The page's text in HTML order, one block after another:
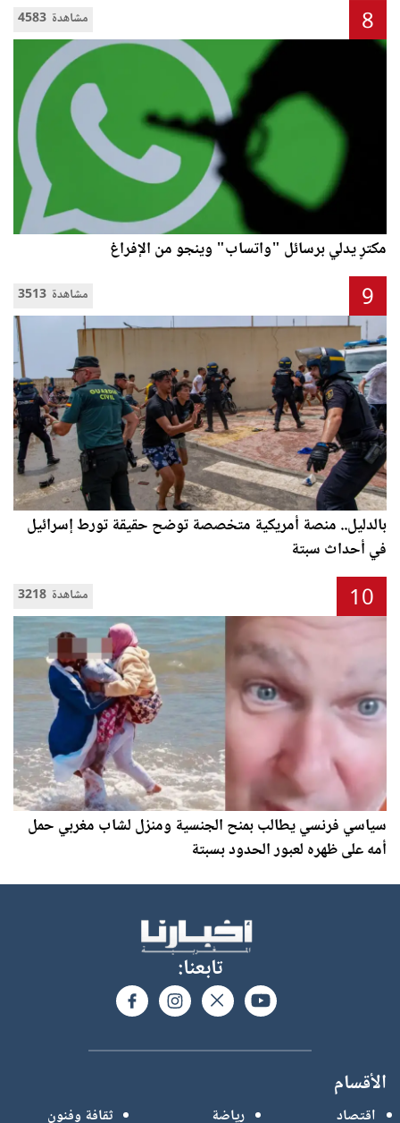
4583 مشاهدة 8
مكترٍ يدلي برسائل "واتساب" وينجو من الإفراغ
3513 مشاهدة 9
بالدليل.. منصة أمريكية متخصصة توضح حقيقة تورط إسرائيل
في أحداث سبتة
3218 مشاهدة 10
سياسي فرنسي يطالب بمنح الجنسية ومنزل لشاب مغربي حمل
أمه على ظهره لعبور الحدود بسبتة
تابعنا:
الأقسام
ثقافة وفنون رياضة اقتصاد